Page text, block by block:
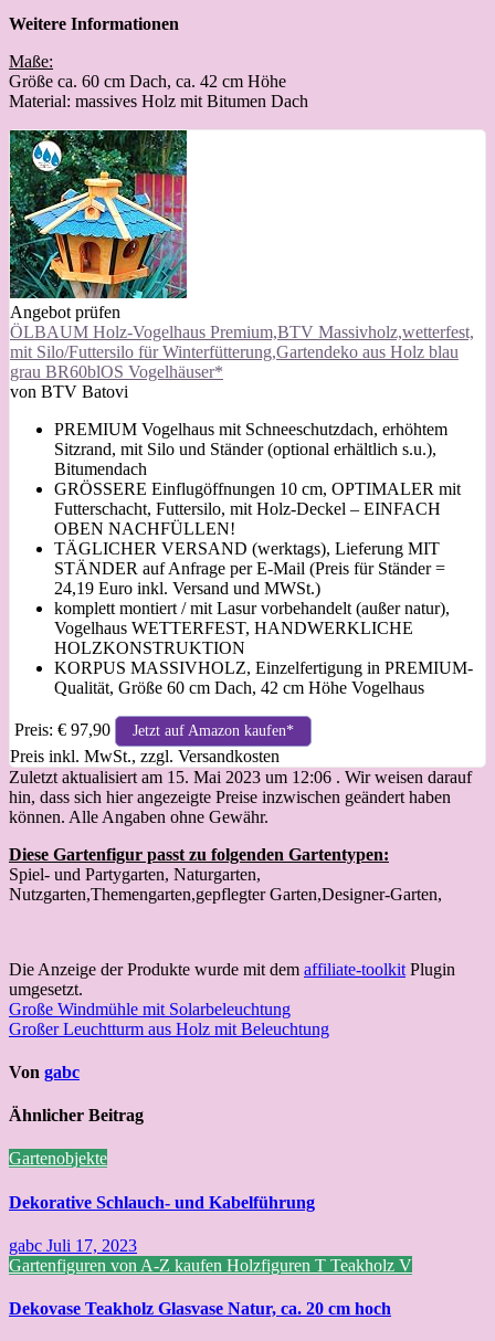
Weitere Informationen
Maße:
Größe ca. 60 cm Dach, ca. 42 cm Höhe
Material: massives Holz mit Bitumen Dach
Angebot prüfen
ÖLBAUM Holz-Vogelhaus Premium,BTV Massivholz,wetterfest,
mit Silo/Futtersilo für Winterfütterung,Gartendeko aus Holz blau
grau BR60blOS Vogelhäuser*
von BTV Batovi
PREMIUM Vogelhaus mit Schneeschutzdach, erhöhtem
Sitzrand, mit Silo und Ständer (optional erhältlich s.u.),
Bitumendach
GRÖSSERE Einflugöffnungen 10 cm, OPTIMALER mit
Futterschacht, Futtersilo, mit Holz-Deckel – EINFACH
OBEN NACHFÜLLEN!
TÄGLICHER VERSAND (werktags), Lieferung MIT
STÄNDER auf Anfrage per E-Mail (Preis für Ständer =
24,19 Euro inkl. Versand und MWSt.)
komplett montiert / mit Lasur vorbehandelt (außer natur),
Vogelhaus WETTERFEST, HANDWERKLICHE
HOLZKONSTRUKTION
KORPUS MASSIVHOLZ, Einzelfertigung in PREMIUM-
Qualität, Größe 60 cm Dach, 42 cm Höhe Vogelhaus
Preis: € 97,90 Jetzt auf Amazon kaufen*
Preis inkl. MwSt., zzgl. Versandkosten
Zuletzt aktualisiert am 15. Mai 2023 um 12:06 . Wir weisen darauf
hin, dass sich hier angezeigte Preise inzwischen geändert haben
können. Alle Angaben ohne Gewähr.
Diese Gartenfigur passt zu folgenden Gartentypen:
Spiel- und Partygarten, Naturgarten,
Nutzgarten,Themengarten,gepflegter Garten,Designer-Garten,
Die Anzeige der Produkte wurde mit dem affiliate-toolkit Plugin
umgesetzt.
Beitragsnavigation
Große Windmühle mit Solarbeleuchtung
Großer Leuchtturm aus Holz mit Beleuchtung
Von gabc
Ähnlicher Beitrag
Gartenobjekte
Dekorative Schlauch- und Kabelführung
gabc Juli 17, 2023
Gartenfiguren von A-Z kaufen Holzfiguren T Teakholz V
Dekovase Teakholz Glasvase Natur, ca. 20 cm hoch